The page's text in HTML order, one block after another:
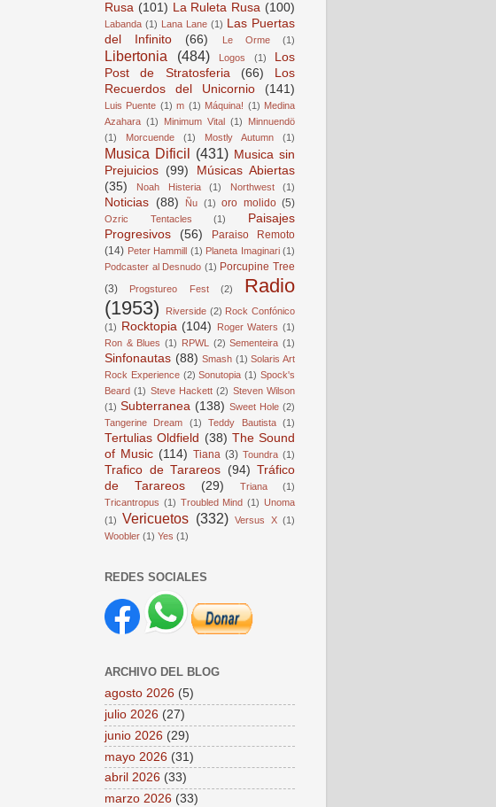
Rusa (101) La Ruleta Rusa (100)
Labanda (1) Lana Lane (1) Las Puertas
del Infinito
(66) Le Orme (1)
Libertonia (484) Logos (1)
Los
Post de Stratosferia
(66)
Los
Recuerdos del Unicornio
(141)
Luis Puente (1) m (1) Máquina! (1) Medina
Azahara (1) Minimum Vital (1)
Minnuendö
(1)
Morcuende (1) Mostly Autumn (1)
Musica Dificil (431) Musica sin
Prejuicios (99)
Músicas Abiertas
(35)
Noah Histeria (1) Northwest (1)
Noticias (88) Ñu (1) oro molido (5)
Ozric Tentacles (1)
Paisajes
Progresivos
(56)
Paraiso Remoto
(14) Peter Hammill (1) Planeta Imaginari (1)
Podcaster al Desnudo (1) Porcupine Tree
(3)
Progstureo Fest (2)
Radio
(1953)
Riverside (2) Rock Confónico
(1)
Rocktopia (104) Roger Waters (1)
Ron & Blues (1) RPWL (2) Sementeira (1)
Sinfonautas (88) Smash (1) Solaris Art
Rock Experience (2) Sonutopia (1) Spock's
Beard (1) Steve Hackett (2) Steven Wilson
(1) Subterranea (138) Sweet Hole (2)
Tangerine Dream
(1) Teddy Bautista (1)
Tertulias Oldfield (38) The Sound
of Music (114) Tiana (3) Toundra (1)
Trafico de Tarareos (94) Tráfico
de Tarareos
(29) Triana
(1)
Tricantropus (1) Troubled Mind (1) Unoma
(1)
Vericuetos (332) Versus X (1)
Woobler (1) Yes (1)
REDES SOCIALES
ARCHIVO DEL BLOG
agosto 2026 (5)
julio 2026 (27)
junio 2026 (29)
mayo 2026 (31)
abril 2026 (33)
marzo 2026 (33)